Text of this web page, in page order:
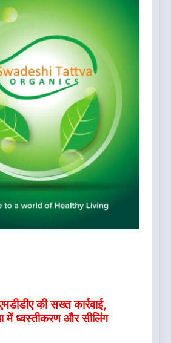
की सख्त कार्रवाई,
में ध्वस्तीकरण और सीलिंग